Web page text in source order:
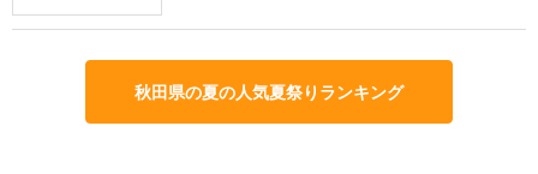
秋田県の夏の人気夏祭りランキング